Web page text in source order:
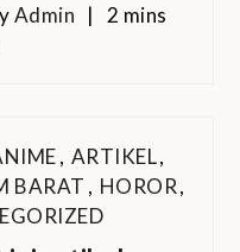
Admin
2 mins
, ARTIKEL,
BARAT , HOROR,